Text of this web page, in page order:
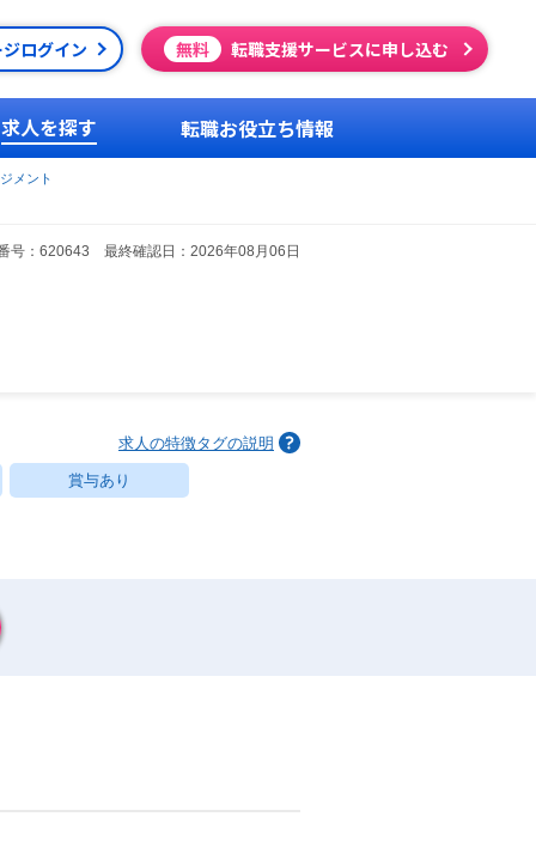
ログイン 無料 転職支援サービスに申し込む
求人を探す 転職お役立ち情報
メント
号：620643 最終確認日：2026年08月06日
求人の特徴タグの説明
賞与あり